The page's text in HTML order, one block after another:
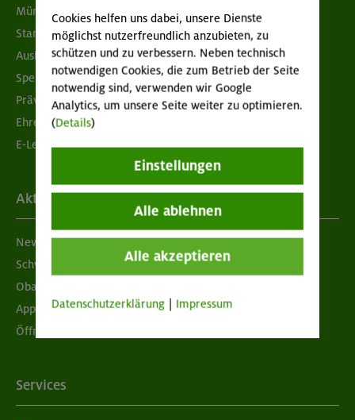
München & Oberland
Standorte
Ausbildung & Jobs
Spenden
Prävention sexualisierter Gewalt
Ehrenamtsbörse
E-Learning
Aktuelles
Newsletter
Schwarzes Brett
Obacht geben!
App "Mein DAV+"
Öffnungszeiten
Services
Cookies helfen uns dabei, unsere Dienste
möglichst nutzerfreundlich anzubieten, zu
schützen und zu verbessern. Neben technisch
notwendigen Cookies, die zum Betrieb der Seite
notwendig sind, verwenden wir Google
Analytics, um unsere Seite weiter zu optimieren.
(Details)
Einstellungen
Alle ablehnen
Alle akzeptieren
Datenschutzerklärung Impressum